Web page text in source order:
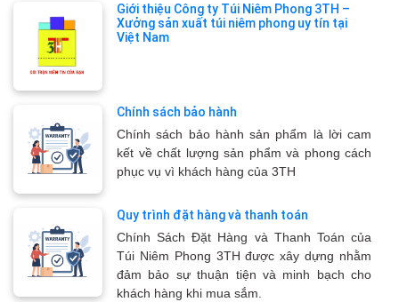
Giới thiệu Công ty Túi Niêm Phong 3TH –
Xưởng sản xuất túi niêm phong uy tín tại
Việt Nam
Chính sách bảo hành
Chính sách bảo hành sản phẩm là lời cam
kết về chất lượng sản phẩm và phong cách
phục vụ vì khách hàng của 3TH
Quy trình đặt hàng và thanh toán
Chính Sách Đặt Hàng và Thanh Toán của
Túi Niêm Phong 3TH được xây dựng nhằm
đảm bảo sự thuận tiện và minh bạch cho
khách hàng khi mua sắm.